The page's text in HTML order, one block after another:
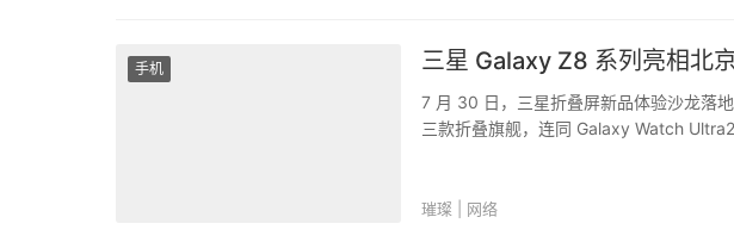
手机 三星 Galaxy Z8 系列亮相北
7 月 30 日，三星折叠屏新品体验沙龙落
三款折叠旗舰，连同 Galaxy Watch
璀璨 | 网络